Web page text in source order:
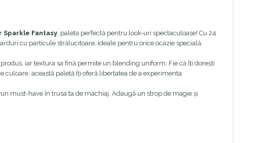
Sparkle Fantasy , paleta perfectă pentru look-uri spectaculoase! Cu 24
cu particule strălucitoare, ideale pentru orice ocazie specială.
iar textura sa fină permite un blending uniform. Fie că îți dorești
această paletă îți oferă libertatea de a experimenta.
un must-have în trusa ta de machiaj. Adaugă un strop de magie și